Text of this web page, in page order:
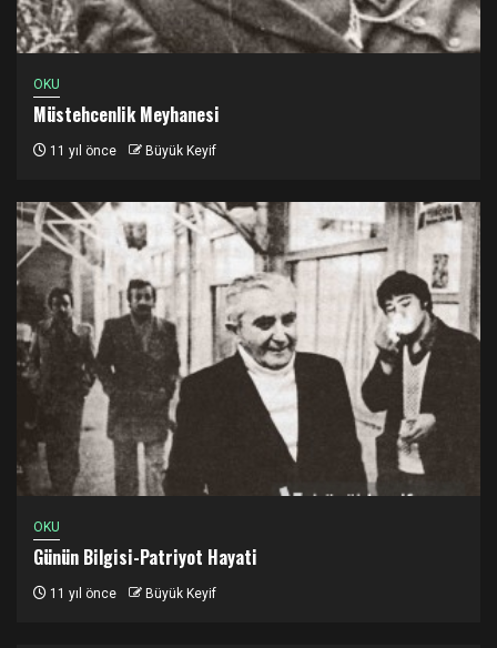
OKU
Müstehcenlik Meyhanesi
11 yıl önce Büyük Keyif
OKU
Günün Bilgisi-Patriyot Hayati
11 yıl önce Büyük Keyif